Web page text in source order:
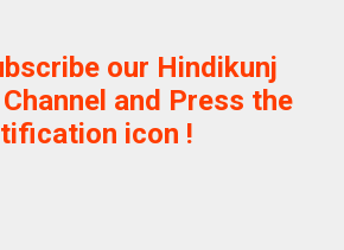
our Hindikunj
and Press the
icon !